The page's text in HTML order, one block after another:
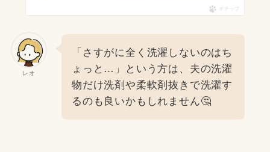
ポチップ
レオ
「さすがに全く洗濯しないのはち
ょっと…」という方は、夫の洗濯
物だけ洗剤や柔軟剤抜きで洗濯す
るのも良いかもしれません🤔